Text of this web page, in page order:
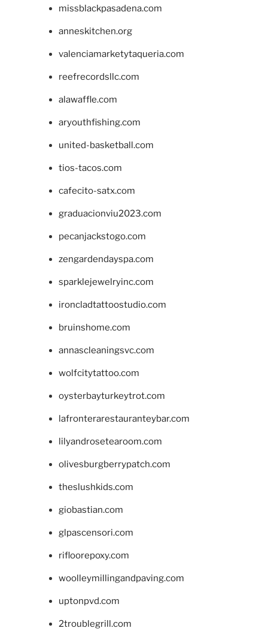
missblackpasadena.com
anneskitchen.org
valenciamarketytaqueria.com
reefrecordsllc.com
alawaffle.com
aryouthfishing.com
united-basketball.com
tios-tacos.com
cafecito-satx.com
graduacionviu2023.com
pecanjackstogo.com
zengardendayspa.com
sparklejewelryinc.com
ironcladtattoostudio.com
bruinshome.com
annascleaningsvc.com
wolfcitytattoo.com
oysterbayturkeytrot.com
lafronterarestauranteybar.com
lilyandrosetearoom.com
olivesburgberrypatch.com
theslushkids.com
giobastian.com
glpascensori.com
rifloorepoxy.com
woolleymillingandpaving.com
uptonpvd.com
2troublegrill.com